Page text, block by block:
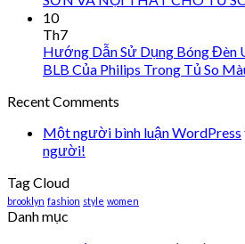
10
Th7
Hướng Dẫn Sử Dụng Bóng Đèn
BLB Của Philips Trong Tủ So
Recent Comments
Một người bình luận WordPress
người!
Tag Cloud
brooklyn fashion style women
Danh mục